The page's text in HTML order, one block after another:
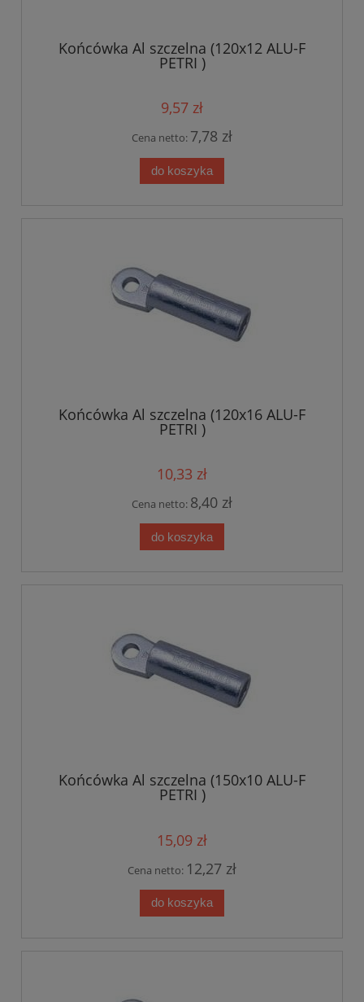
Końcówka Al szczelna (120x12 ALU-F
PETRI )
9,57 zł
Cena netto: 7,78 zł
do koszyka
Końcówka Al szczelna (120x16 ALU-F
PETRI )
10,33 zł
Cena netto: 8,40 zł
do koszyka
Końcówka Al szczelna (150x10 ALU-F
PETRI )
15,09 zł
Cena netto: 12,27 zł
do koszyka